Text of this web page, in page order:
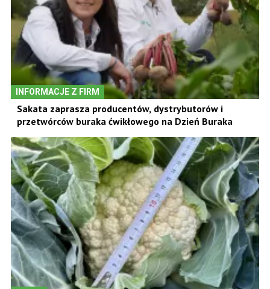
INFORMACJE Z FIRM
Sakata zaprasza producentów, dystrybutorów i
przetwórców buraka ćwikłowego na Dzień Buraka